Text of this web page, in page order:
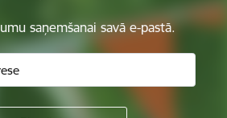
saņemšanai savā e-pastā.